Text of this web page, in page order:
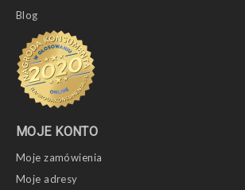
Blog
MOJE KONTO
Moje zamówienia
Moje adresy